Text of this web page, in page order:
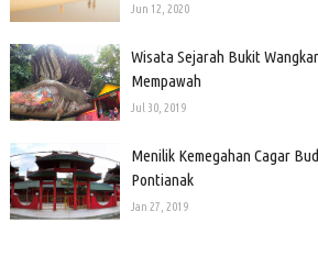
Jun 12, 2020
Wisata Sejarah Bukit
Mempawah
Jul 30, 2019
Menilik Kemegahan Cagar
Pontianak
Jan 27, 2019